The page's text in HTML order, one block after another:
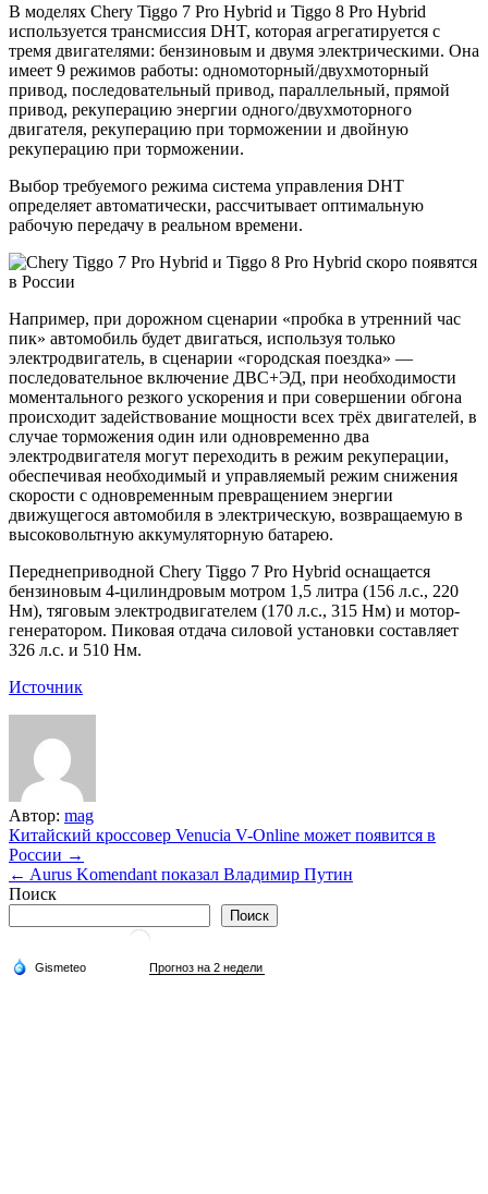
В моделях Chery Tiggo 7 Pro Hybrid и Tiggo 8 Pro Hybrid
используется трансмиссия DHT, которая агрегатируется с
тремя двигателями: бензиновым и двумя электрическими. Она
имеет 9 режимов работы: одномоторный/двухмоторный
привод, последовательный привод, параллельный, прямой
привод, рекуперацию энергии одного/двухмоторного
двигателя, рекуперацию при торможении и двойную
рекуперацию при торможении.
Выбор требуемого режима система управления DHT
определяет автоматически, рассчитывает оптимальную
рабочую передачу в реальном времени.
Например, при дорожном сценарии «пробка в утренний час
пик» автомобиль будет двигаться, используя только
электродвигатель, в сценарии «городская поездка» —
последовательное включение ДВС+ЭД, при необходимости
моментального резкого ускорения и при совершении обгона
происходит задействование мощности всех трёх двигателей, в
случае торможения один или одновременно два
электродвигателя могут переходить в режим рекуперации,
обеспечивая необходимый и управляемый режим снижения
скорости с одновременным превращением энергии
движущегося автомобиля в электрическую, возвращаемую в
высоковольтную аккумуляторную батарею.
Переднеприводной Chery Tiggo 7 Pro Hybrid оснащается
бензиновым 4-цилиндровым мотром 1,5 литра (156 л.с., 220
Нм), тяговым электродвигателем (170 л.с., 315 Нм) и мотор-
генератором. Пиковая отдача силовой установки составляет
326 л.с. и 510 Нм.
Источник
Автор: mag
Навигация
по
записям
Китайский кроссовер Venucia V-Online может появится в
России →
← Aurus Komendant показал Владимир Путин
Поиск
Поиск